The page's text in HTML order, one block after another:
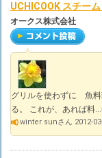
UCHICOOK スチー
オークス株式会社
グリルを使わずに 魚料
る。 これが、あれば料...
winter sunさん 2012-